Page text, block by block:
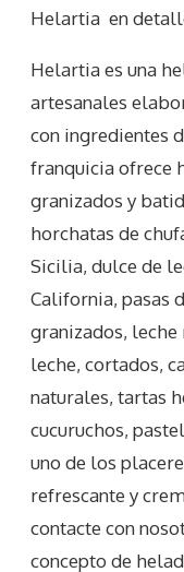
Helartia en
Helartia es una
artesanales
con ingredientes
franquicia ofrece
granizados y
horchatas de
Sicilia, dulce de
California, pasas
granizados, leche
leche, cortados,
naturales, tartas
cucuruchos,
uno de los
refrescante y
contacte con
concepto de